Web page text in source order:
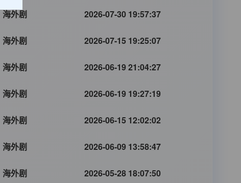
海外剧 2026-07-30 19:57:37
海外剧 2026-07-15 19:25:07
海外剧 2026-06-19 21:04:27
海外剧 2026-06-19 19:27:19
海外剧 2026-06-15 12:02:02
海外剧 2026-06-09 13:58:47
海外剧 2026-05-28 18:07:50